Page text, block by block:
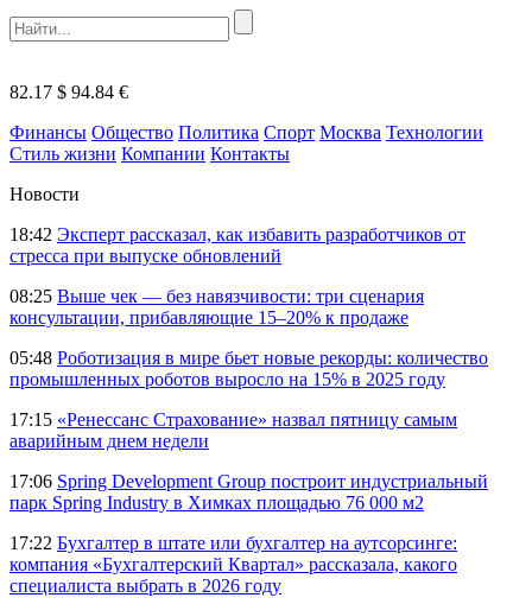
82.17 $ 94.84 €
Финансы Общество Политика Спорт Москва Технологии
Стиль жизни Компании Контакты
Новости
18:42 Эксперт рассказал, как избавить разработчиков от
стресса при выпуске обновлений
08:25 Выше чек — без навязчивости: три сценария
консультации, прибавляющие 15–20% к продаже
05:48 Роботизация в мире бьет новые рекорды: количество
промышленных роботов выросло на 15% в 2025 году
17:15 «Ренессанс Страхование» назвал пятницу самым
аварийным днем недели
17:06 Spring Development Group построит индустриальный
парк Spring Industry в Химках площадью 76 000 м2
17:22 Бухгалтер в штате или бухгалтер на аутсорсинге:
компания «Бухгалтерский Квартал» рассказала, какого
специалиста выбрать в 2026 году